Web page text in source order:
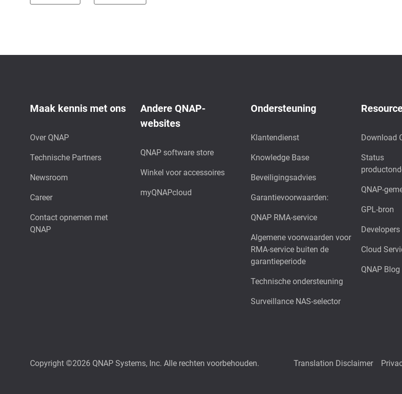
Maak kennis met ons
Over QNAP
Technische Partners
Newsroom
Career
Contact opnemen met
QNAP
Andere QNAP-
websites
QNAP software store
Winkel voor accessoires
myQNAPcloud
Ondersteuning
Klantendienst
Knowledge Base
Beveiligingsadvies
Garantievoorwaarden:
QNAP RMA-service
Algemene voorwaarden voor
RMA-service buiten de
garantieperiode
Technische ondersteuning
Surveillance NAS-selector
Download
Status
QNAP-
GPL-bron
Developers
Cloud
QNAP Blog
Copyright ©2026 QNAP Systems, Inc. Alle rechten voorbehouden. Translation Disclaimer